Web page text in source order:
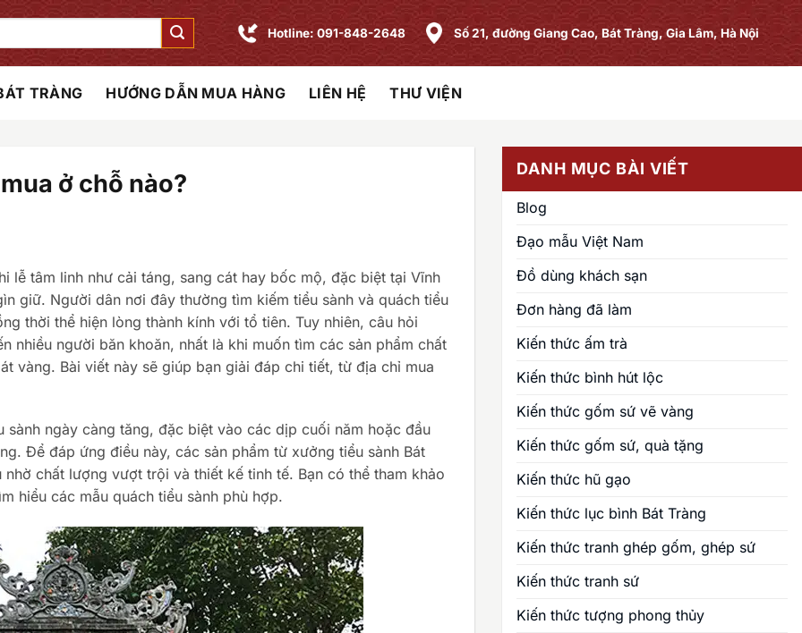
Hotline: 091-848-2648 Số 21, đường Giang Cao, Bát Tràng, Gia Lâm, Hà Nội
TRÀNG HƯỚNG DẪN MUA HÀNG LIÊN HỆ THƯ VIỆN
ở chỗ nào?
lễ tâm linh như cải táng, sang cát hay bốc mộ, đặc biệt tại Vĩnh
giữ. Người dân nơi đây thường tìm kiếm tiểu sành và quách tiểu
thời thể hiện lòng thành kính với tổ tiên. Tuy nhiên, câu hỏi
nhiều người băn khoăn, nhất là khi muốn tìm các sản phẩm chất
vàng. Bài viết này sẽ giúp bạn giải đáp chi tiết, từ địa chỉ mua
sành ngày càng tăng, đặc biệt vào các dịp cuối năm hoặc đầu
Để đáp ứng điều này, các sản phẩm từ xưởng tiểu sành Bát
chất lượng vượt trội và thiết kế tinh tế. Bạn có thể tham khảo
hiểu các mẫu quách tiểu sành phù hợp.
DANH MỤC BÀI VIẾT
Blog
Đạo mẫu Việt Nam
Đồ dùng khách sạn
Đơn hàng đã làm
Kiến thức ấm trà
Kiến thức bình hút lộc
Kiến thức gốm sứ vẽ vàng
Kiến thức gốm sứ, quà tặng
Kiến thức hũ gạo
Kiến thức lục bình Bát Tràng
Kiến thức tranh ghép gốm, ghép sứ
Kiến thức tranh sứ
Kiến thức tượng phong thủy